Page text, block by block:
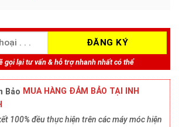
gọi lại tư vấn & hỗ trợ nhanh nhất có thể
MUA HÀNG ĐẢM BẢO TẠI INH
100% đều thực hiện trên các máy móc hiện